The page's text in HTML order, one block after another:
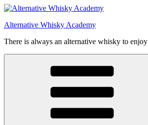
Videre
indhold
Alternative Whisky Academy
There is always an alternative whisky to enjoy